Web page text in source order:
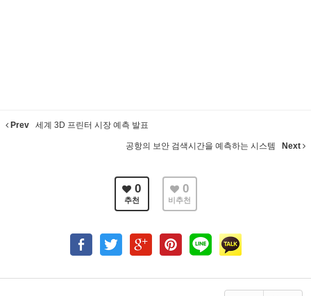
Prev 세계 3D 프린터 시장 예측 발표
공항의 보안 검색시간을 예측하는 시스템 Next
0
추천
0
비추천